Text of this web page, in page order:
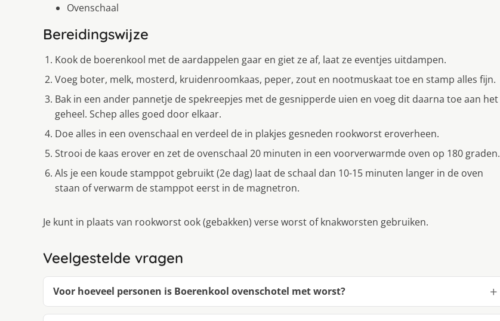
Ovenschaal
Bereidingswijze
Kook de boerenkool met de aardappelen gaar en giet ze af, laat ze eventjes uitdampen.
Voeg boter, melk, mosterd, kruidenroomkaas, peper, zout en nootmuskaat toe en stamp alles fijn.
Bak in een ander pannetje de spekreepjes met de gesnipperde uien en voeg dit daarna toe aan het
geheel. Schep alles goed door elkaar.
Doe alles in een ovenschaal en verdeel de in plakjes gesneden rookworst eroverheen.
Strooi de kaas erover en zet de ovenschaal 20 minuten in een voorverwarmde oven op 180 graden.
Als je een koude stamppot gebruikt (2e dag) laat de schaal dan 10-15 minuten langer in de oven
staan of verwarm de stamppot eerst in de magnetron.
Je kunt in plaats van rookworst ook (gebakken) verse worst of knakworsten gebruiken.
Veelgestelde vragen
Voor hoeveel personen is Boerenkool ovenschotel met worst?